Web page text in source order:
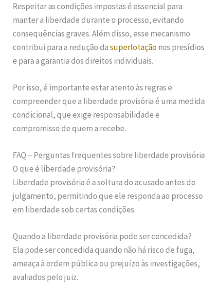
Respeitar as condições impostas é essencial para
manter a liberdade durante o processo, evitando
consequências graves. Além disso, esse mecanismo
contribui para a redução dasuperlotaçãonos presídios
e para a garantia dos direitos individuais.
Por isso, é importante estar atento às regras e
compreender que a liberdade provisória é uma medida
condicional, que exige responsabilidade e
compromisso de quem a recebe.
FAQ – Perguntas frequentes sobre liberdade provisória
O que é liberdade provisória?
Liberdade provisória é a soltura do acusado antes do
julgamento, permitindo que ele responda ao processo
em liberdade sob certas condições.
Quando a liberdade provisória pode ser concedida?
Ela pode ser concedida quando não há risco de fuga,
ameaça à ordem pública ou prejuízo às investigações,
avaliados pelo juiz.